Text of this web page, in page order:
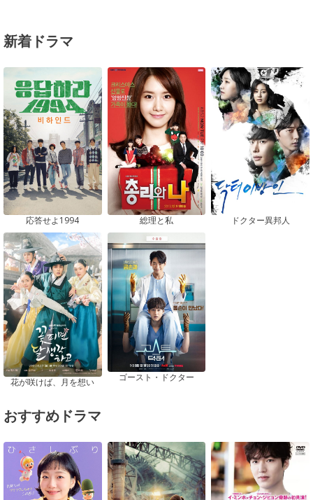
新着ドラマ
応答せよ1994 総理と私 ドクター異邦人
花が咲けば、月を想い ゴースト・ドクター
おすすめドラマ